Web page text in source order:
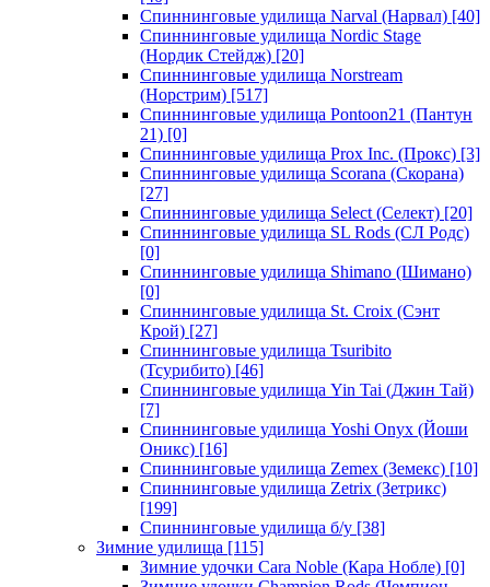
Спиннинговые удилища Narval (Нарвал) [40]
Спиннинговые удилища Nordic Stage
(Нордик Стейдж) [20]
Спиннинговые удилища Norstream
(Норстрим) [517]
Спиннинговые удилища Pontoon21 (Пантун
21) [0]
Спиннинговые удилища Prox Inc. (Прокс) [3]
Спиннинговые удилища Scorana (Скорана)
[27]
Спиннинговые удилища Select (Селект) [20]
Спиннинговые удилища SL Rods (СЛ Родс)
[0]
Спиннинговые удилища Shimano (Шимано)
[0]
Спиннинговые удилища St. Croix (Сэнт
Крой) [27]
Спиннинговые удилища Tsuribito
(Тсурибито) [46]
Спиннинговые удилища Yin Tai (Джин Тай)
[7]
Спиннинговые удилища Yoshi Onyx (Йоши
Оникс) [16]
Спиннинговые удилища Zemex (Земекс) [10]
Спиннинговые удилища Zetrix (Зетрикс)
[199]
Спиннинговые удилища б/у [38]
Зимние удилища [115]
Зимние удочки Cara Noble (Кара Нобле) [0]